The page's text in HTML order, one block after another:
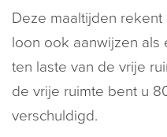
Deze maaltijden
loon ook aanwijzen als
ten laste van de vrije
de vrije ruimte bent u
verschuldigd.